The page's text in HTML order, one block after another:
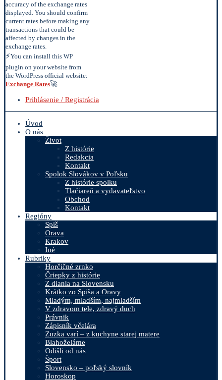
accuracy of the exchange rates
displayed. You should confirm
current rates before making any
transactions that could be
affected by changes in the
exchange rates.
⚡You can install this WP
plugin on your website from
the WordPress official website:
Exchange Rates🚀
Prihlásenie / Registrácia
Úvod
O nás
Život
Z histórie
Redakcia
Kontakt
Spolok Slovákov v Poľsku
Z histórie spolku
Tlačiareň a vydavateľstvo
Obchod
Kontakt
Regióny
Spiš
Orava
Krakov
Iné
Rubriky
Horčičné zrnko
Čriepky z histórie
Z diania na Slovensku
Krátko zo Spiša a Oravy
Mladým, mladším, najmladším
V zdravom tele, zdravý duch
Právnik
Zápisník včelára
Zuzka varí – z kuchyne starej matere
Blahoželáme
Odišli od nás
Šport
Slovensko – poľský slovník
Horoskop